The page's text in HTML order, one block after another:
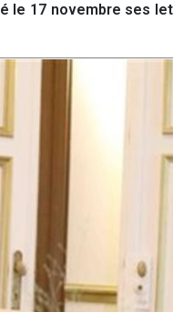
le 17 novembre ses